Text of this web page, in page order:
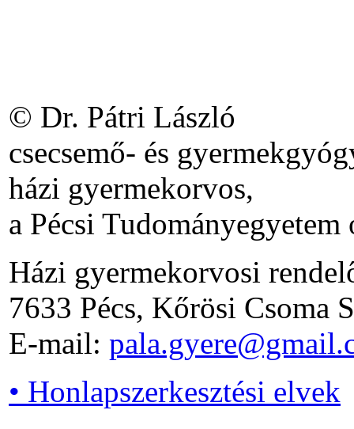
© Dr. Pátri László
csecsemő- és
házi gyermekorvos,
a Pécsi
Házi gyermekorvosi
7633 Pécs, Kőrösi Csoma
E-mail:
• Honlapszerkesztési elvek